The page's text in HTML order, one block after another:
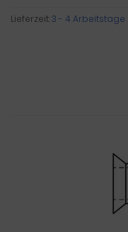
Lieferzeit:3 - 4 Arbeitstage